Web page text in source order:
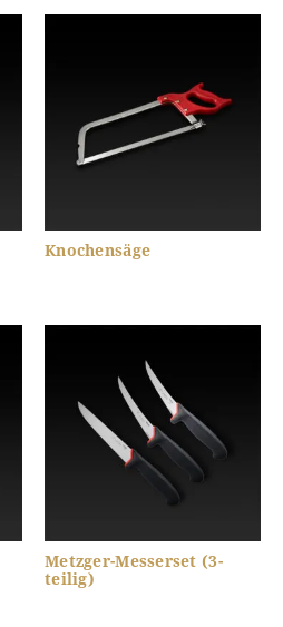
Knochensäge
Metzger-Messerset (3-
teilig)